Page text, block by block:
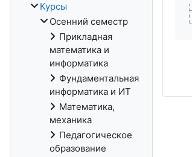
Курсы
Осенний семестр
Прикладная
математика и
информатика
Фундаментальная
информатика и ИТ
Математика,
механика
Педагогическое
образование